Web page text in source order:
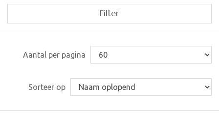
Filter
Aantal per pagina
Sorteer op